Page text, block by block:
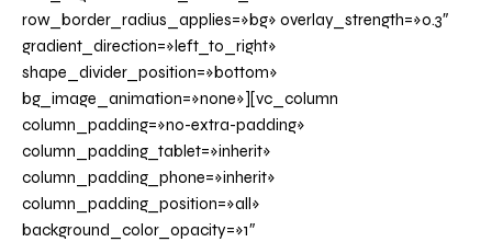
row_border_radius_applies=»bg» overlay_strength=»0.3″
gradient_direction=»left_to_right»
shape_divider_position=»bottom»
bg_image_animation=»none»][vc_column
column_padding=»no-extra-padding»
column_padding_tablet=»inherit»
column_padding_phone=»inherit»
column_padding_position=»all»
background_color_opacity=»1″